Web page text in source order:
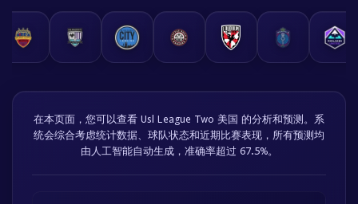
在本页面，您可以查看 Usl League Two 美国 的分析和预测。系
统会综合考虑统计数据、球队状态和近期比赛表现，所有预测均
由人工智能自动生成，准确率超过 67.5%。